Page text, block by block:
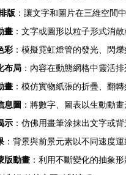
版 ：讓文字和圖片在三維空間
畫 ：文字或圖形以粒子形式消
彩 ：模擬霓虹燈管的發光、閃
布局 ：內容在動態網格中靈活
畫 ：模仿實物紙張的折疊、翻
息圖 ：將數字、圖表以生動動
示 ：仿佛用畫筆涂抹出文字或
：背景與前景元素以不同速度
版動畫 ：利用不斷變化的抽象